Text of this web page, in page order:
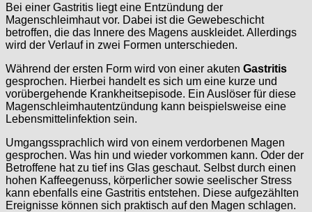
Bei einer Gastritis liegt eine Entzündung der
Magenschleimhaut vor. Dabei ist die Gewebeschicht
betroffen, die das Innere des Magens auskleidet. Allerdings
wird der Verlauf in zwei Formen unterschieden.
Während der ersten Form wird von einer akuten Gastritis
gesprochen. Hierbei handelt es sich um eine kurze und
vorübergehende Krankheitsepisode. Ein Auslöser für diese
Magenschleimhautentzündung kann beispielsweise eine
Lebensmittelinfektion sein.
Umgangssprachlich wird von einem verdorbenen Magen
gesprochen. Was hin und wieder vorkommen kann. Oder der
Betroffene hat zu tief ins Glas geschaut. Selbst durch einen
hohen Kaffeegenuss, körperlicher sowie seelischer Stress
kann ebenfalls eine Gastritis entstehen. Diese aufgezählten
Ereignisse können sich praktisch auf den Magen schlagen.